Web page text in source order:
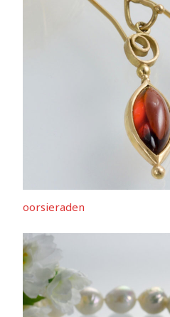
oorsieraden